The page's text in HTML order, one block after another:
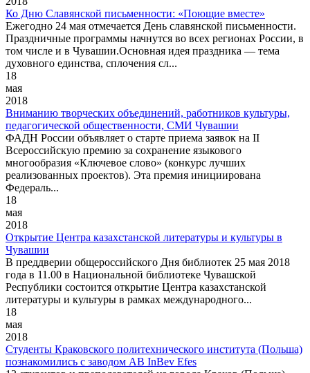
Ко Дню Славянской письменности: «Поющие вместе»
Ежегодно 24 мая отмечается День славянской письменности.
Праздничные программы начнутся во всех регионах России, в
том числе и в Чувашии.Основная идея праздника — тема
духовного единства, сплочения сл...
18
мая
2018
Вниманию творческих объединений, работников культуры,
педагогической общественности, СМИ Чувашии
ФАДН России объявляет о старте приема заявок на II
Всероссийскую премию за сохранение языкового
многообразия «Ключевое слово» (конкурс лучших
реализованных проектов). Эта премия инициирована
Федераль...
18
мая
2018
Открытие Центра казахстанской литературы и культуры в
Чувашии
В преддверии общероссийского Дня библиотек 25 мая 2018
года в 11.00 в Национальной библиотеке Чувашской
Республики состоится открытие Центра казахстанской
литературы и культуры в рамках международного...
18
мая
2018
Студенты Краковского политехнического института (Польша)
познакомились с заводом AB InBev Efes